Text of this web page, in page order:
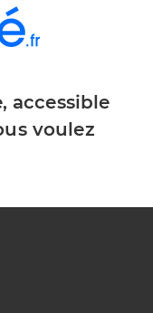
accessible
voulez